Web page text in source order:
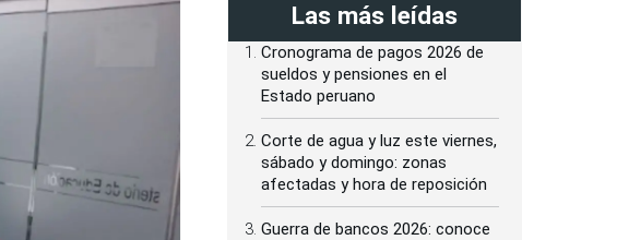
Las más leídas
Cronograma de pagos 2026 de
sueldos y pensiones en el
Estado peruano
Corte de agua y luz este viernes,
sábado y domingo: zonas
afectadas y hora de reposición
Guerra de bancos 2026: conoce